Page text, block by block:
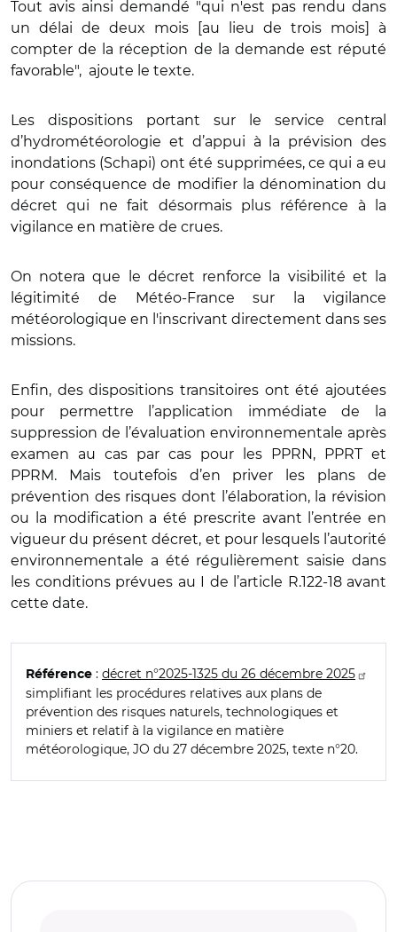
Tout avis ainsi demandé "qui n'est pas rendu dans
un délai de deux mois [au lieu de trois mois] à
compter de la réception de la demande est réputé
favorable", ajoute le texte.
Les dispositions portant sur le service central
d’hydrométéorologie et d’appui à la prévision des
inondations (Schapi) ont été supprimées, ce qui a eu
pour conséquence de modifier la dénomination du
décret qui ne fait désormais plus référence à la
vigilance en matière de crues.
On notera que le décret renforce la visibilité et la
légitimité de Météo-France sur la vigilance
météorologique en l'inscrivant directement dans ses
missions.
Enfin, des dispositions transitoires ont été ajoutées
pour permettre l’application immédiate de la
suppression de l’évaluation environnementale après
examen au cas par cas pour les PPRN, PPRT et
PPRM. Mais toutefois d’en priver les plans de
prévention des risques dont l’élaboration, la révision
ou la modification a été prescrite avant l’entrée en
vigueur du présent décret, et pour lesquels l’autorité
environnementale a été régulièrement saisie dans
les conditions prévues au I de l’article R.122-18 avant
cette date.
Référence : décret n°2025-1325 du 26 décembre 2025
simplifiant les procédures relatives aux plans de
prévention des risques naturels, technologiques et
miniers et relatif à la vigilance en matière
météorologique, JO du 27 décembre 2025, texte n°20.